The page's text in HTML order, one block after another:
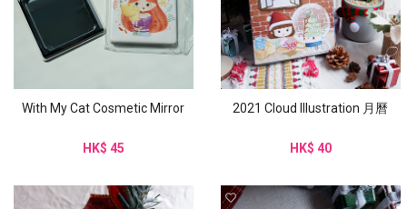
With My Cat Cosmetic Mirror
HK$ 45
2021 Cloud Illustration 月曆
HK$ 40